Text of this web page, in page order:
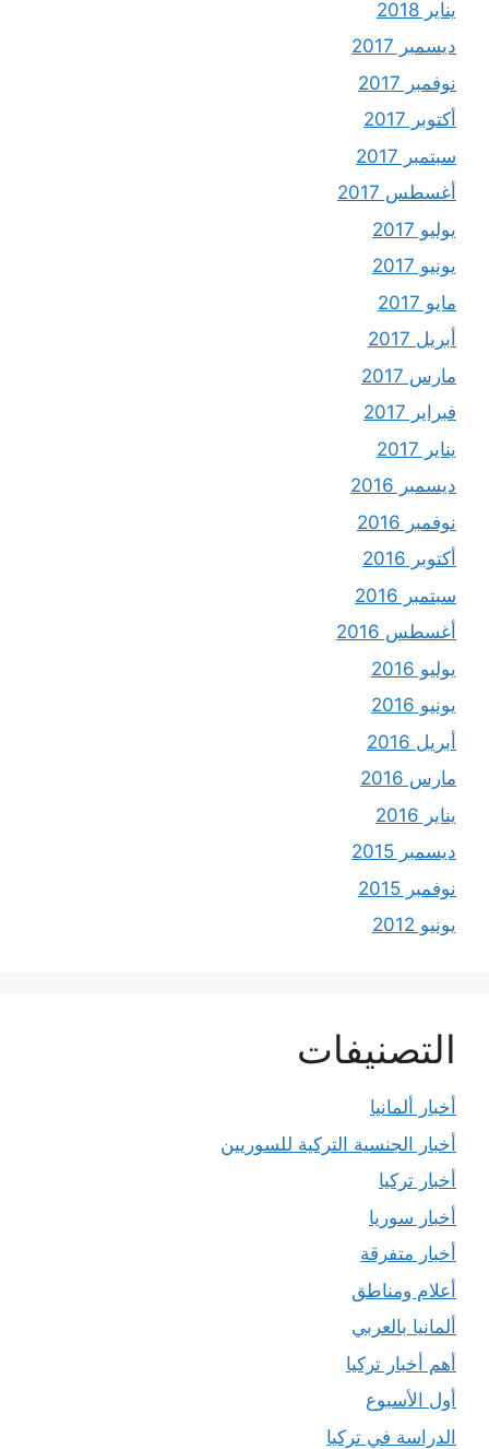
يناير 2018
ديسمبر 2017
نوفمبر 2017
أكتوبر 2017
سبتمبر 2017
أغسطس 2017
يوليو 2017
يونيو 2017
مايو 2017
أبريل 2017
مارس 2017
فبراير 2017
يناير 2017
ديسمبر 2016
نوفمبر 2016
أكتوبر 2016
سبتمبر 2016
أغسطس 2016
يوليو 2016
يونيو 2016
أبريل 2016
مارس 2016
يناير 2016
ديسمبر 2015
نوفمبر 2015
يونيو 2012
التصنيفات
أخبار ألمانيا
أخبار الجنسية التركية للسوريين
أخبار تركيا
أخبار سوريا
أخبار متفرقة
أعلام ومناطق
ألمانيا بالعربي
أهم أخبار تركيا
أول الأسبوع
الدراسة في تركيا